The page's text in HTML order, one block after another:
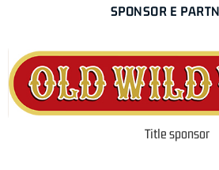
SPONSOR E
Title sponsor